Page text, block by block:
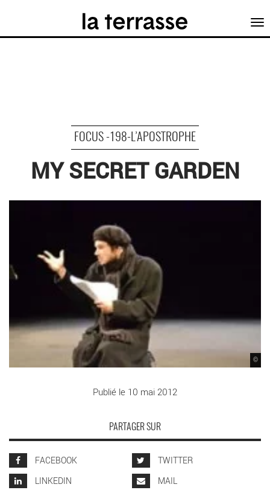
FOCUS -198-L’APOSTROPHE
MY SECRET GARDEN
©
Publié le 10 mai 2012
PARTAGER SUR
FACEBOOK
TWITTER
LINKEDIN
MAIL